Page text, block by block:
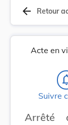
arrow_back Retour
Acte en
Suivre
Arrêté